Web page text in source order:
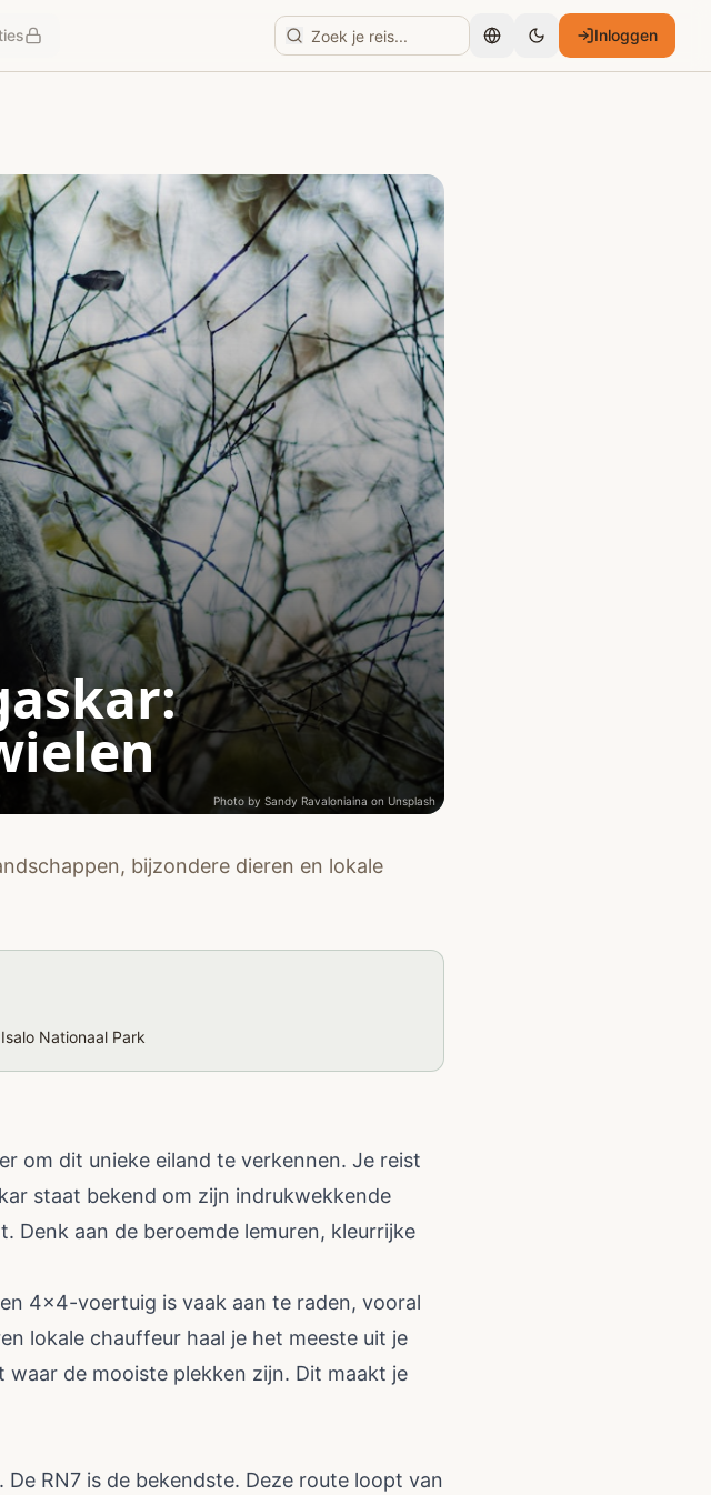
Nederlands Inloggen
Photo by Sandy Ravaloniaina on Unsplash
bijzondere dieren en lokale
Nationaal Park
om dit unieke eiland te verkennen. Je reist
staat bekend om zijn indrukwekkende
Denk aan de beroemde lemuren, kleurrijke
4x4-voertuig is vaak aan te raden, vooral
lokale chauffeur haal je het meeste uit je
de mooiste plekken zijn. Dit maakt je
RN7 is de bekendste. Deze route loopt van